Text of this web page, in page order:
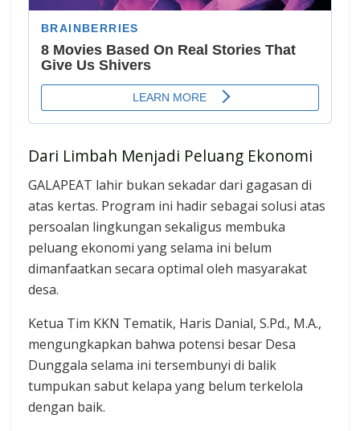
Dari Limbah Menjadi Peluang Ekonomi
GALAPEAT lahir bukan sekadar dari gagasan di
atas kertas. Program ini hadir sebagai solusi atas
persoalan lingkungan sekaligus membuka
peluang ekonomi yang selama ini belum
dimanfaatkan secara optimal oleh masyarakat
desa.
Ketua Tim KKN Tematik, Haris Danial, S.Pd., M.A.,
mengungkapkan bahwa potensi besar Desa
Dunggala selama ini tersembunyi di balik
tumpukan sabut kelapa yang belum terkelola
dengan baik.